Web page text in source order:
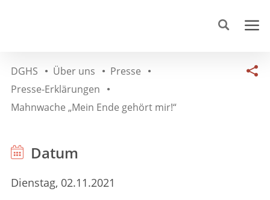
DGHS Über uns
Presse
Presse-Erklärungen
Mahnwache „Mein Ende gehört mir!“
Datum
Dienstag, 02.11.2021